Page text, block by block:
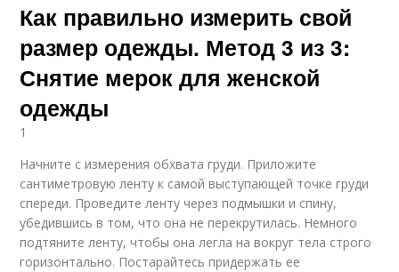
Как правильно измерить свой
размер одежды. Метод 3 из 3:
Снятие мерок для женской
одежды
1
Начните с измерения обхвата груди. Приложите
сантиметровую ленту к самой выступающей точке груди
спереди. Проведите ленту через подмышки и спину,
убедившись в том, что она не перекрутилась. Немного
подтяните ленту, чтобы она легла на вокруг тела строго
горизонтально. Постарайтесь придержать ее